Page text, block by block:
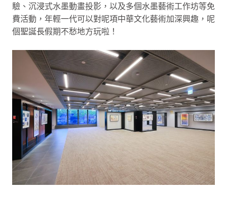
驗、沉浸式水墨動畫投影，以及多個水墨藝術工作坊等免
費活動，年輕一代可以對呢項中華文化藝術加深興趣，呢
個聖誕長假期不愁地方玩啦！